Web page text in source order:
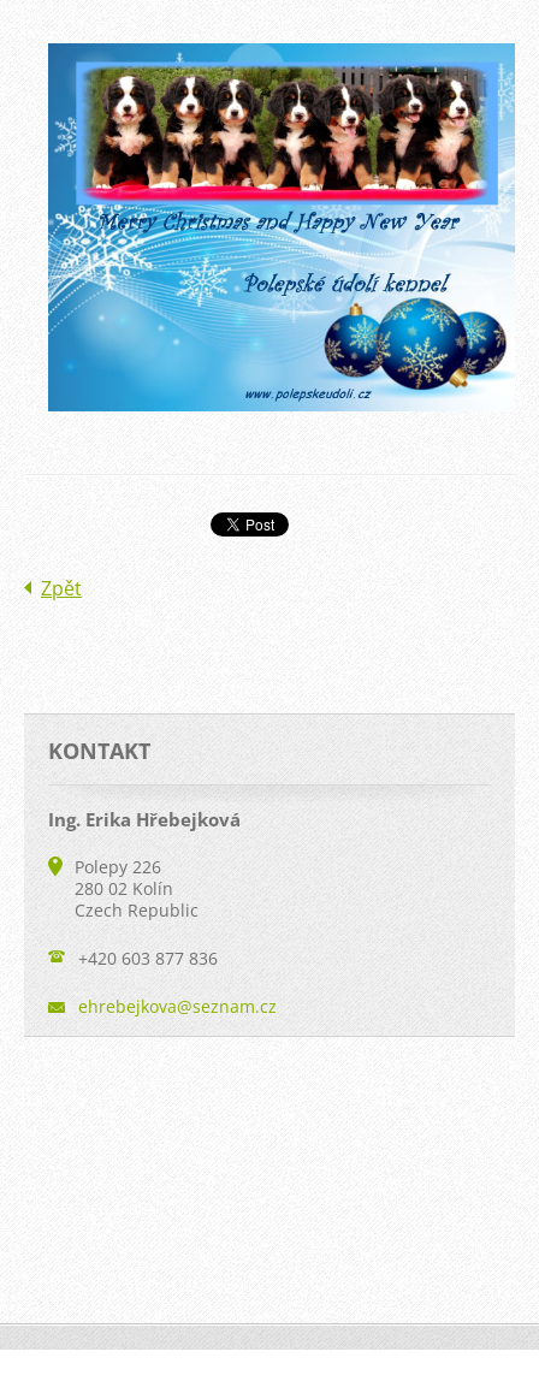
Zpět
KONTAKT
Ing. Erika Hřebejková
Polepy 226
280 02 Kolín
Czech Republic
+420 603 877 836
ehrebejkova@seznam.cz